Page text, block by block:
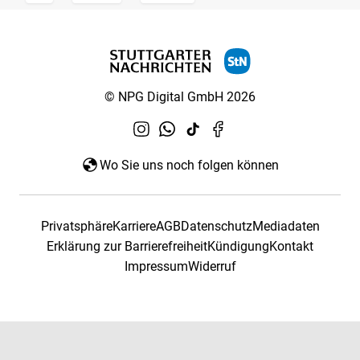
© NPG Digital GmbH 2026
Wo Sie uns noch folgen können
PrivatsphäreKarriereAGBDatenschutzMediadaten
Erklärung zur BarrierefreiheitKündigungKontakt
ImpressumWiderruf